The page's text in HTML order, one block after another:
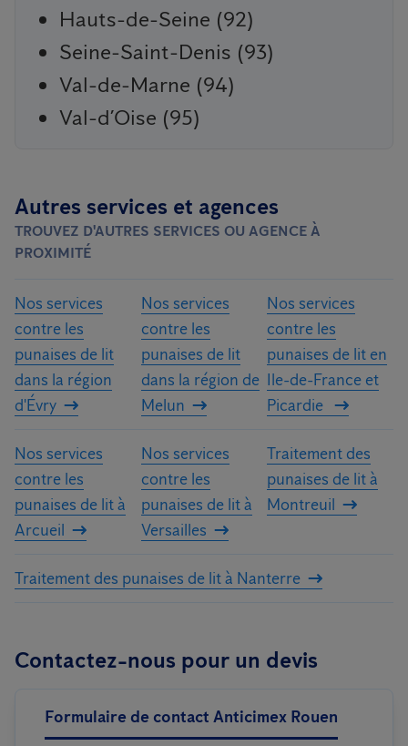
Hauts-de-Seine (92)
Seine-Saint-Denis (93)
Val-de-Marne (94)
Val-d’Oise (95)
Autres services et agences
TROUVEZ D'AUTRES SERVICES OU AGENCE À
PROXIMITÉ
Nos services
contre les
punaises de lit
dans la région
d'Évry
Nos services
contre les
punaises de lit
dans la région de
Melun
Nos services
contre les
punaises de lit en
Ile-de-France et
Picardie
Nos services
contre les
punaises de lit à
Arcueil
Nos services
contre les
punaises de lit à
Versailles
Traitement des
punaises de lit à
Montreuil
Traitement des punaises de lit à Nanterre
Contactez-nous pour un devis
Formulaire de contact Anticimex Rouen